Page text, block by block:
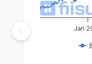
Jan